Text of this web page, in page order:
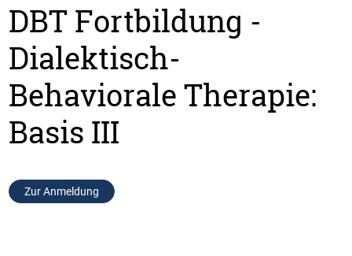
DBT Fortbildung -
Dialektisch-
Behaviorale Therapie:
Basis III
Zur Anmeldung